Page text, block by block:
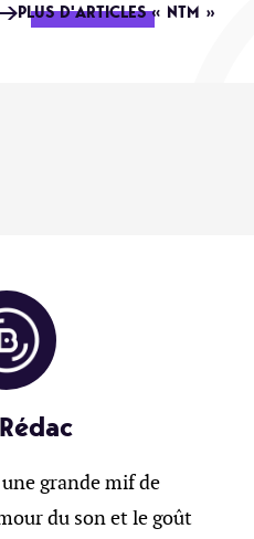
PLUS D'ARTICLES « NTM »
une grande mif de
du son et le goût